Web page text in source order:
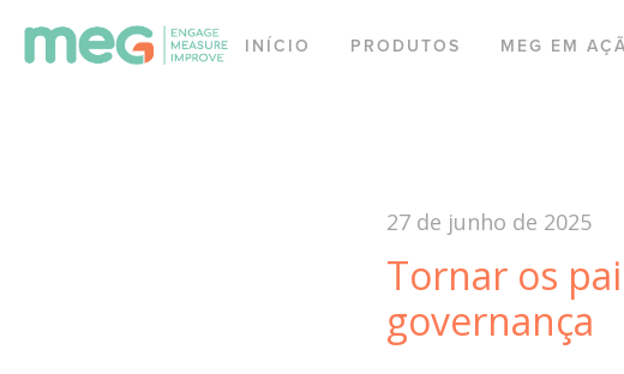
INÍCIO PRODUTOS MEG EM
27 de junho de 2025
Tornar os
governança